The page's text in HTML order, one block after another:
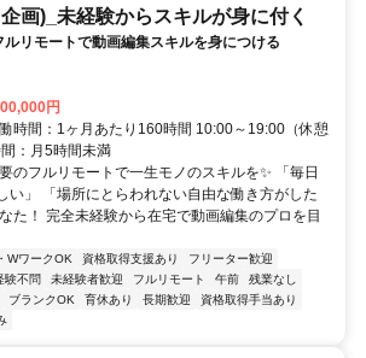
画)_未経験からスキルが身に付く
リモートで動画編集スキルを身につける
円
時間：1ヶ月あたり160時間 10:00～19:00（休憩
：月5時間未満
のフルリモートで一生モノのスキルを✨ 「毎日
い」 「場所にとらわれない自由な働き方がした
た！ 完全未経験から在宅で動画編集のプロを目
WワークOK 資格取得支援あり
フリーター歓迎
験不問 未経験者歓迎 フルリモート 午前
残業なし
ブランクOK 育休あり 長期歓迎
資格取得手当あり